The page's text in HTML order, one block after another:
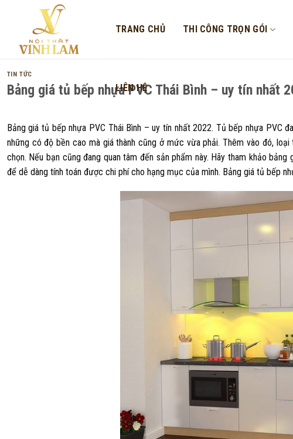
TRANG CHỦ THI CÔNG TRỌN GÓI
LIÊN HỆ
TIN TỨC
Bảng giá tủ bếp nhựa PVC Thái Bình – uy tín nhất
Bảng giá tủ bếp nhựa PVC Thái Bình – uy tín nhất 2022. Tủ bếp nhựa PVC
những có độ bền cao mà giá thành cũng ở mức vừa phải. Thêm vào đó,
chọn. Nếu bạn cũng đang quan tâm đến sản phẩm này. Hãy tham khảobảng
để dễ dàng tính toán được chi phí cho hạng mục của mình. Bảng giá tủ bếp